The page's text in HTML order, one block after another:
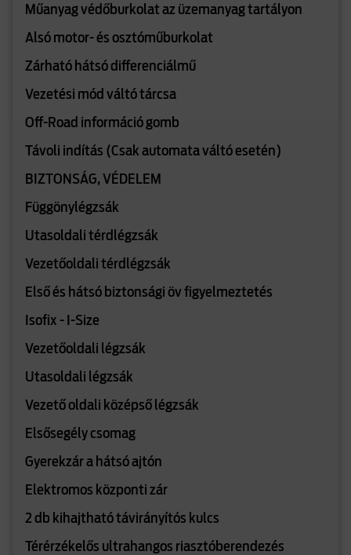
Műanyag védőburkolat az üzemanyag tartályon
Alsó motor- és osztóműburkolat
Zárható hátsó differenciálmű
Vezetési mód váltó tárcsa
Off-Road információ gomb
Távoli indítás (Csak automata váltó esetén)
BIZTONSÁG, VÉDELEM
Függönylégzsák
Utasoldali térdlégzsák
Vezetőoldali térdlégzsák
Első és hátsó biztonsági öv figyelmeztetés
Isofix - I-Size
Vezetőoldali légzsák
Utasoldali légzsák
Vezető oldali középső légzsák
Elsősegély csomag
Gyerekzár a hátsó ajtón
Elektromos központi zár
2 db kihajtható távirányítós kulcs
Térérzékelős ultrahangos riasztóberendezés